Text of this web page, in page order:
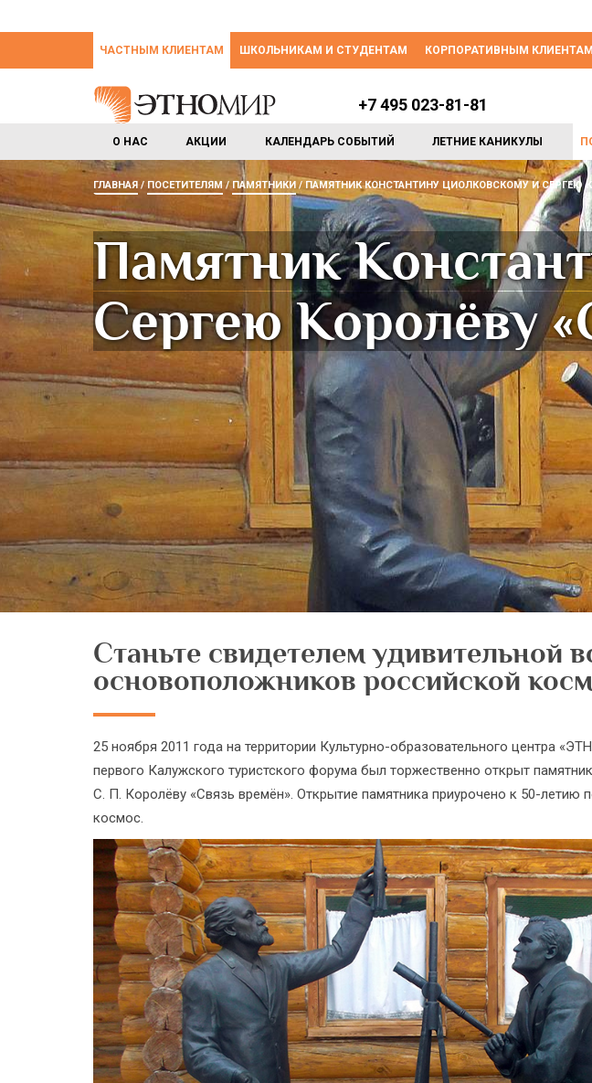
ЧАСТНЫМ КЛИЕНТАМ ШКОЛЬНИКАМ И СТУДЕНТАМ КОРПОРАТИВНЫМ КЛИЕНТАМ
О НАС АКЦИИ КАЛЕНДАРЬ СОБЫТИЙ ЛЕТНИЕ КАНИКУЛЫ
+7 495 023-81-81
ГЛАВНАЯ ПОСЕТИТЕЛЯМ ПАМЯТНИКИ ПАМЯТНИК КОНСТАНТИНУ ЦИОЛКОВСКОМУ И СЕРГЕЮ
Памятник
Сергею Королёву
Станьте свидетелем удивительной
основоположников российской
25 ноября 2011 года на территории Культурно-образовательного центра
первого Калужского туристского форума был торжественно открыт
С. П. Королёву «Связь времён». Открытие памятника приурочено к 50-летию
космос.